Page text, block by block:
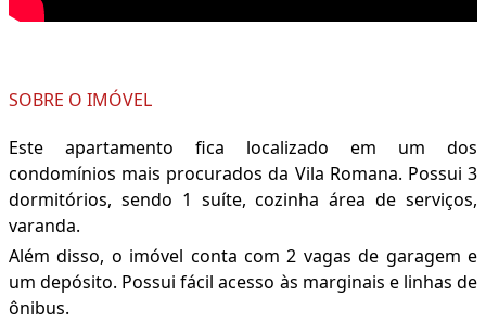
SOBRE O IMÓVEL
Este apartamento fica localizado em um dos
condomínios mais procurados da Vila Romana. Possui 3
dormitórios, sendo 1 suíte, cozinha área de serviços,
varanda.
Além disso, o imóvel conta com 2 vagas de garagem e
um depósito. Possui fácil acesso às marginais e linhas de
ônibus.